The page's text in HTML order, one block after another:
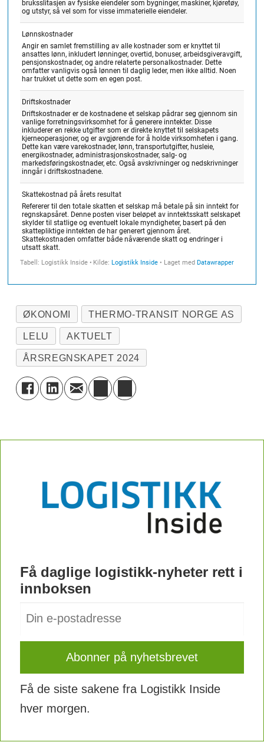
ØKONOMI THERMO-TRANSIT NORGE AS
LELU AKTUELT
ÅRSREGNSKAPET 2024
Få daglige logistikk-nyheter rett i
innboksen
Få de siste sakene fra Logistikk Inside
hver morgen.